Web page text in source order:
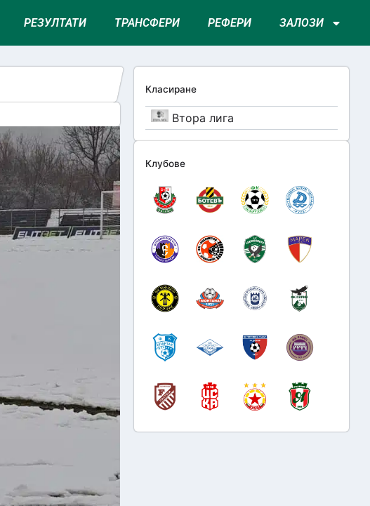
РЕЗУЛТАТИ ТРАНСФЕРИ РЕФЕРИ ЗАЛОЗИ
Класиране
Втора лига
Клубове